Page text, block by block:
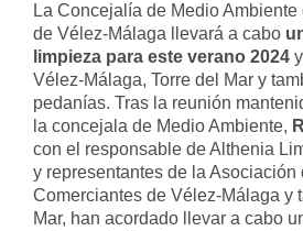
La Concejalía de Medio
de Vélez-Málaga llevará a cabo
limpieza para este verano 2024
Vélez-Málaga, Torre del Mar y
pedanías. Tras la reunión
la concejala de Medio Ambiente,
con el responsable de Althenia
y representantes de la Asociación
Comerciantes de Vélez-Málaga y
Mar, han acordado llevar a cabo